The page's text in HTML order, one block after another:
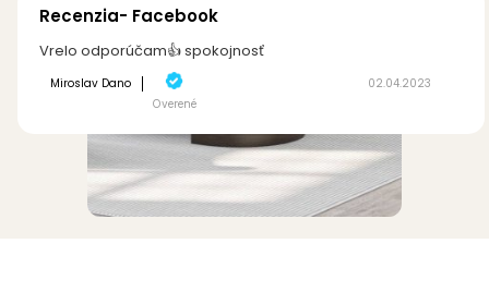
Recenzia- Facebook
Vrelo odporúčam👍 spokojnosť
Miroslav Dano
Overené
02.04.2023